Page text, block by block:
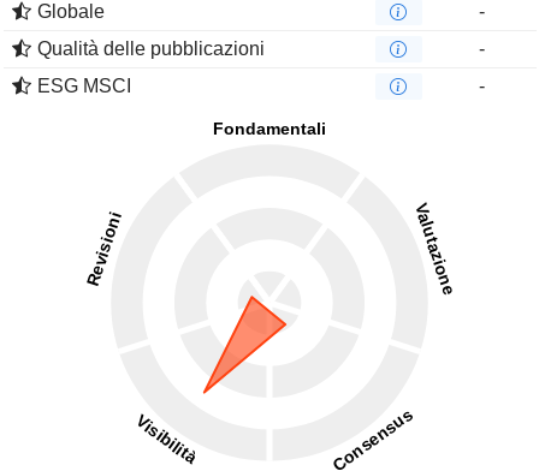
Globale
-
Qualità delle pubblicazioni
-
ESG MSCI
-